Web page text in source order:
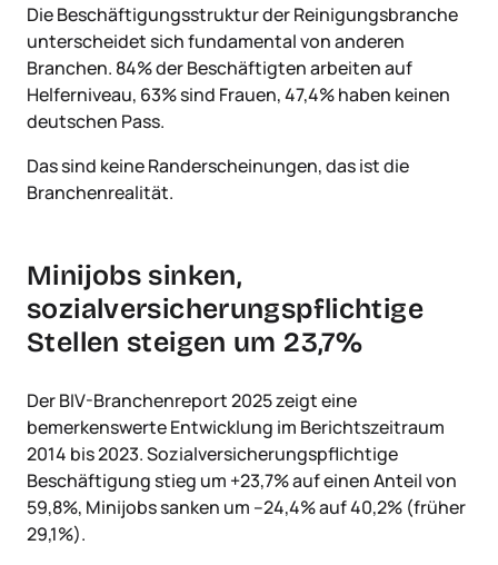
Die Beschäftigungsstruktur der Reinigungsbranche
unterscheidet sich fundamental von anderen
Branchen. 84% der Beschäftigten arbeiten auf
Helferniveau, 63% sind Frauen, 47,4% haben keinen
deutschen Pass.
Das sind keine Randerscheinungen, das ist die
Branchenrealität.
Minijobs sinken,
sozialversicherungspflichtige
Stellen steigen um 23,7%
Der BIV-Branchenreport 2025 zeigt eine
bemerkenswerte Entwicklung im Berichtszeitraum
2014 bis 2023. Sozialversicherungspflichtige
Beschäftigung stieg um +23,7% auf einen Anteil von
59,8%, Minijobs sanken um –24,4% auf 40,2% (früher
29,1%).